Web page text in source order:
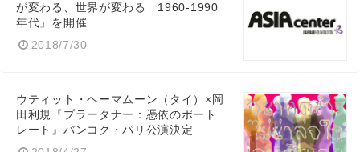
が変わる、世界が変わる 1960-1990
年代」を開催
2018/7/30
ウティット・ヘーマムーン（タイ）×岡
田利規『プラータナー：憑依のポート
レート』バンコク・パリ公演決定